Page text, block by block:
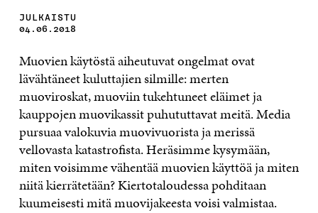
JULKAISTU
04.06.2018
Muovien käytöstä aiheutuvat ongelmat ovat
lävähtäneet kuluttajien silmille: merten
muoviroskat, muoviin tukehtuneet eläimet ja
kauppojen muovikassit puhututtavat meitä. Media
pursuaa valokuvia muovivuorista ja merissä
vellovasta katastrofista. Heräsimme kysymään,
miten voisimme vähentää muovien käyttöä ja miten
niitä kierrätetään? Kiertotaloudessa pohditaan
kuumeisesti mitä muovijakeesta voisi valmistaa.